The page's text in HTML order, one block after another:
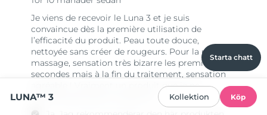
Starta chatt
LUNA™ 3 Kollektion Köp